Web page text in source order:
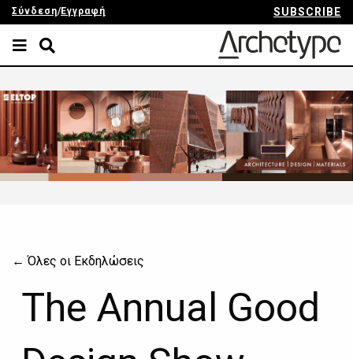
Σύνδεση/Εγγραφή SUBSCRIBE
← Όλες οι Εκδηλώσεις
The Annual Good